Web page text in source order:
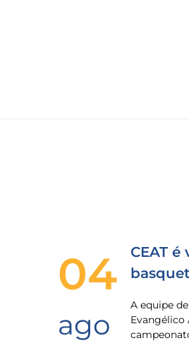
04
ago
CEAT
A equipe
Evangélico